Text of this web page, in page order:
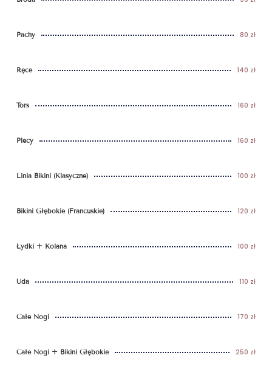
Pachy 80 zł
Ręce 140 zł
Tors 160 zł
Plecy 160 zł
Linia Bikini (klasyczne) 100 zł
Bikini Głębokie (francuskie) 120 zł
Łydki + Kolana 100 zł
Uda 110 zł
Całe Nogi 170 zł
Całe Nogi + Bikini Głębokie 250 zł